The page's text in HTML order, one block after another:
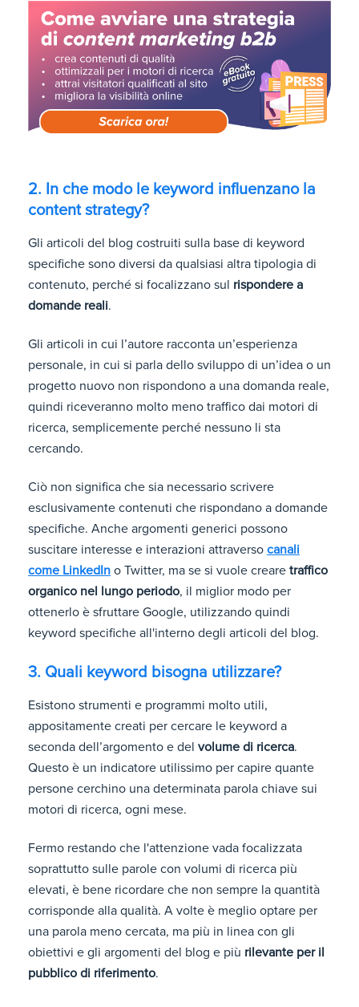
2. In che modo le keyword influenzano la
content strategy?
Gli articoli del blog costruiti sulla base di keyword
specifiche sono diversi da qualsiasi altra tipologia di
contenuto, perché si focalizzano sul rispondere a
domande reali.
Gli articoli in cui l’autore racconta un’esperienza
personale, in cui si parla dello sviluppo di un’idea o un
progetto nuovo non rispondono a una domanda reale,
quindi riceveranno molto meno traffico dai motori di
ricerca, semplicemente perché nessuno li sta
cercando.
Ciò non significa che sia necessario scrivere
esclusivamente contenuti che rispondano a domande
specifiche. Anche argomenti generici possono
suscitare interesse e interazioni attraverso canali
come LinkedIn o Twitter, ma se si vuole creare traffico
organico nel lungo periodo, il miglior modo per
ottenerlo è sfruttare Google, utilizzando quindi
keyword specifiche all'interno degli articoli del blog.
3. Quali keyword bisogna utilizzare?
Esistono strumenti e programmi molto utili,
appositamente creati per cercare le keyword a
seconda dell’argomento e del volume di ricerca.
Questo è un indicatore utilissimo per capire quante
persone cerchino una determinata parola chiave sui
motori di ricerca, ogni mese.
Fermo restando che l'attenzione vada focalizzata
soprattutto sulle parole con volumi di ricerca più
elevati, è bene ricordare che non sempre la quantità
corrisponde alla qualità. A volte è meglio optare per
una parola meno cercata, ma più in linea con gli
obiettivi e gli argomenti del blog e più rilevante per il
pubblico di riferimento.